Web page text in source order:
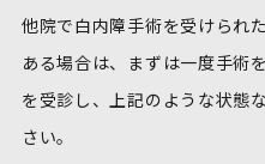
他院で白内障手術を受けられ
ある場合は、まずは一度手術
を受診し、上記のような状態
さい。